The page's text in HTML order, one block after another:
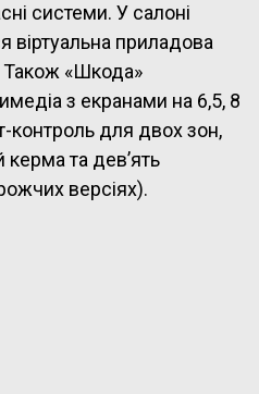
системи. У салоні
віртуальна приладова
«Шкода»
з екранами на 6,5, 8
контроль для двох зон,
керма та дев’ять
версіях).